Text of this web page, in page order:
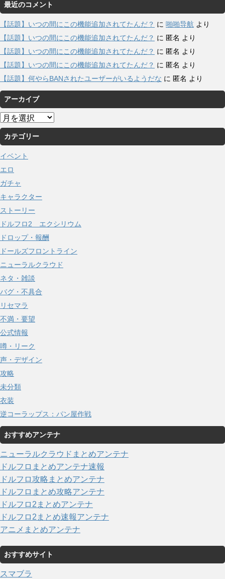
最近のコメント
【話題】いつの間にこの機能追加されてたんだ？ に 啪啪导航 より
【話題】いつの間にこの機能追加されてたんだ？ に 匿名 より
【話題】いつの間にこの機能追加されてたんだ？ に 匿名 より
【話題】いつの間にこの機能追加されてたんだ？ に 匿名 より
【話題】何やらBANされたユーザーがいるようだな に 匿名 より
アーカイブ
ア
ー
カ
イ
ブ
カテゴリー
イベント
エロ
ガチャ
キャラクター
ストーリー
ドルフロ2 エクシリウム
ドロップ・報酬
ドールズフロントライン
ニューラルクラウド
ネタ・雑談
バグ・不具合
リセマラ
不満・要望
公式情報
噂・リーク
声・デザイン
攻略
未分類
衣装
逆コーラップス：パン屋作戦
おすすめアンテナ
ニューラルクラウドまとめアンテナ
ドルフロまとめアンテナ速報
ドルフロ攻略まとめアンテナ
ドルフロまとめ攻略アンテナ
ドルフロ2まとめアンテナ
ドルフロ2まとめ速報アンテナ
アニメまとめアンテナ
おすすめサイト
スマブラ